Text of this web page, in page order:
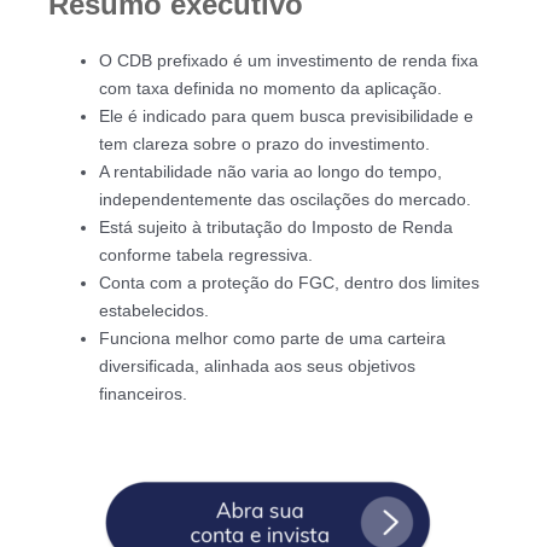
O CDB prefixado é um investimento de renda fixa
com taxa definida no momento da aplicação.
Ele é indicado para quem busca previsibilidade e
tem clareza sobre o prazo do investimento.
A rentabilidade não varia ao longo do tempo,
independentemente das oscilações do mercado.
Está sujeito à tributação do Imposto de Renda
conforme tabela regressiva.
Conta com a proteção do FGC, dentro dos limites
estabelecidos.
Funciona melhor como parte de uma carteira
diversificada, alinhada aos seus objetivos
financeiros.